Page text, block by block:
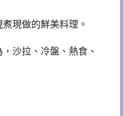
現做的鮮美料理。
沙拉、冷盤、熱食、